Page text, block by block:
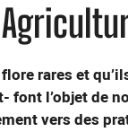
rares et
font l’objet de
vers des